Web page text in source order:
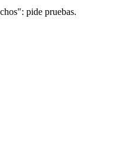
pide pruebas.